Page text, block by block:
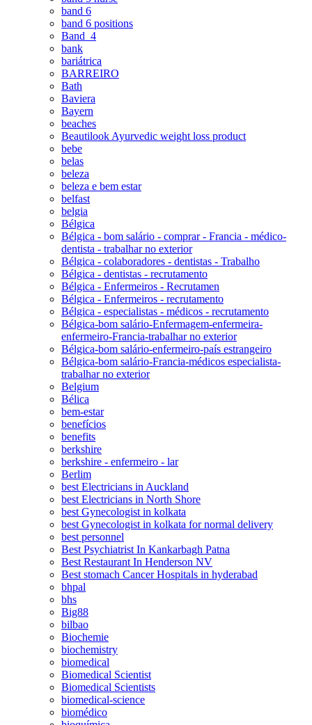
band 6
band 6 positions
Band_4
bank
bariátrica
BARREIRO
Bath
Baviera
Bayern
beaches
Beautilook Ayurvedic weight loss product
bebe
belas
beleza
beleza e bem estar
belfast
belgia
Bélgica
Bélgica - bom salário - comprar - Francia - médico-
dentista - trabalhar no exterior
Bélgica - colaboradores - dentistas - Trabalho
Bélgica - dentistas - recrutamento
Bélgica - Enfermeiros - Recrutamen
Bélgica - Enfermeiros - recrutamento
Bélgica - especialistas - médicos - recrutamento
Bélgica-bom salário-Enfermagem-enfermeira-
enfermeiro-Francia-trabalhar no exterior
Bélgica-bom salário-enfermeiro-país estrangeiro
Bélgica-bom salário-Francia-médicos especialista-
trabalhar no exterior
Belgium
Bélica
bem-estar
benefícios
benefits
berkshire
berkshire - enfermeiro - lar
Berlim
best Electricians in Auckland
best Electricians in North Shore
best Gynecologist in kolkata
best Gynecologist in kolkata for normal delivery
best personnel
Best Psychiatrist In Kankarbagh Patna
Best Restaurant In Henderson NV
Best stomach Cancer Hospitals in hyderabad
bhpal
bhs
Big88
bilbao
Biochemie
biochemistry
biomedical
Biomedical Scientist
Biomedical Scientists
biomedical-science
biomédico